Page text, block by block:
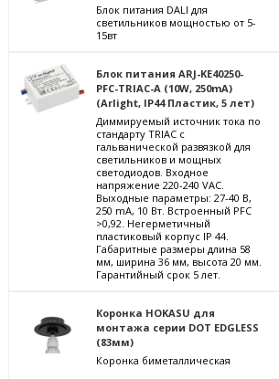
Блок питания DALI для
светильников мощностью от 5-
15вт
Блок питания ARJ-KE40250-
PFC-TRIAC-A (10W, 250mA)
(Arlight, IP44 Пластик, 5 лет)
Диммируемый источник тока по
стандарту TRIAC с
гальванической развязкой для
светильников и мощных
светодиодов. Входное
напряжение 220-240 VAC.
Выходные параметры: 27-40 В,
250 mА, 10 Вт. Встроенный PFC
>0,92. Негерметичный
пластиковый корпус IP 44.
Габаритные размеры длина 58
мм, ширина 36 мм, высота 20 мм.
Гарантийный срок 5 лет.
Коронка HOKASU для
монтажа серии DOT EDGLESS
(83мм)
Коронка биметаллическая